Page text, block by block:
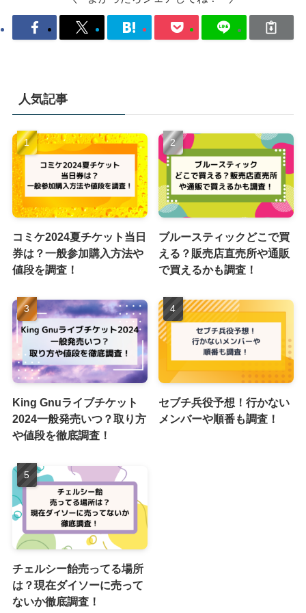
人気記事
コミケ2024夏チケット当日
券は？一般参加購入方法や
値段を調査！
ブルースティックどこで買
える？販売店直売所や通販
で買えるかも調査！
King Gnuライブチケット
2024一般発売いつ？取り方
や値段を徹底調査！
セブチ兵役予想！行かない
メンバーや順番も調査！
チェルシー飴売ってる場所
は？現在ダイソーに売って
ないか徹底調査！